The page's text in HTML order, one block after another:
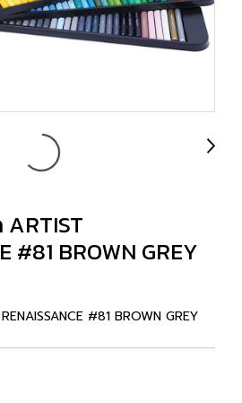
#81 BROWN GREY
#81 BROWN GREY